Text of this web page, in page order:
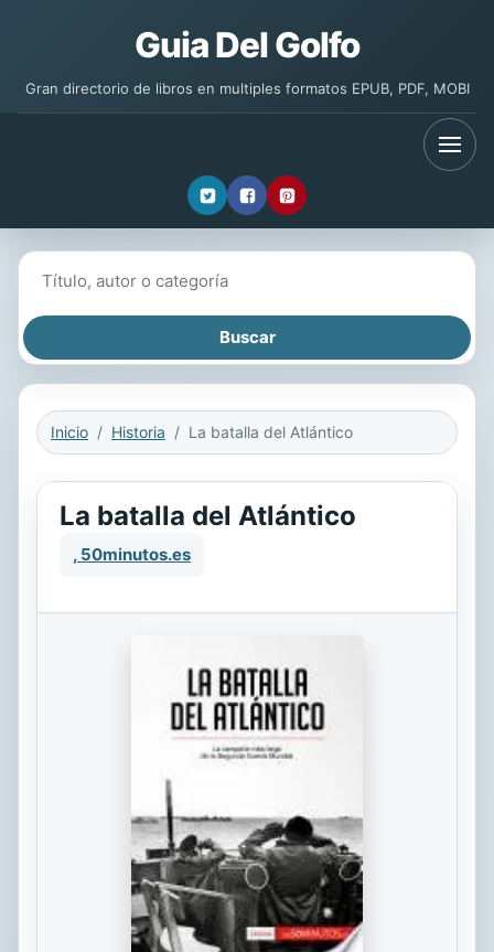
Guia Del Golfo
Gran directorio de libros en multiples formatos EPUB, PDF, MOBI
Inicio Historia La batalla del Atlántico
La batalla del Atlántico
, 50minutos.es